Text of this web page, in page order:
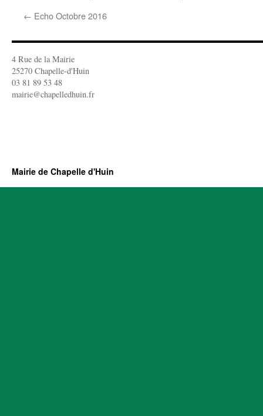
← Echo Octobre 2016
4 Rue de la Mairie
25270 Chapelle-d'Huin
03 81 89 53 48
mairie@chapelledhuin.fr
Mairie de Chapelle d'Huin